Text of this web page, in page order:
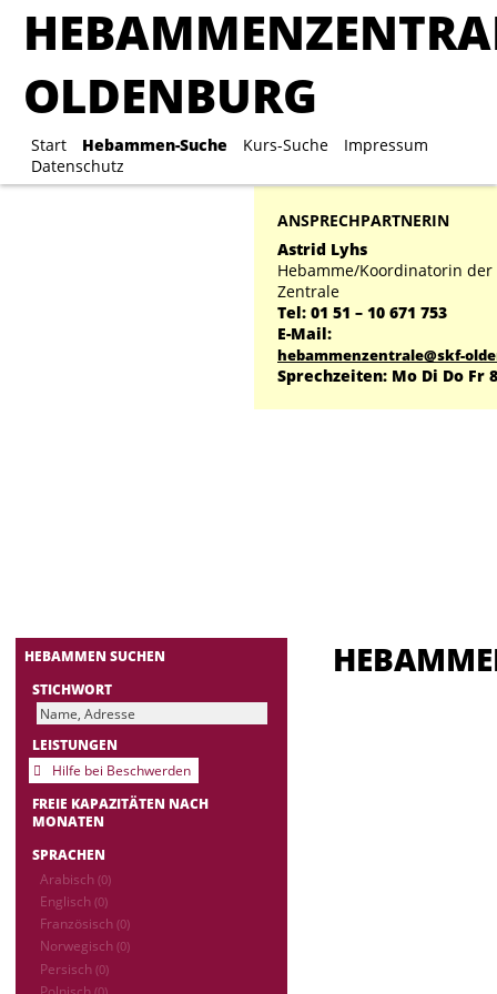
OLDENBURG
Start Hebammen-Suche Kurs-Suche
Impressum
Datenschutz
OLDENBURG
Start Hebammen-Suche Kurs-Suche
ANSPRECHPARTNERIN
Astrid Lyhs
Hebamme/Koordinatorin der
Zentrale
Tel: 01 51 – 10 671 753
E-Mail:
hebammenzentrale@skf-
Sprechzeiten: Mo Di Do Fr
HEBAMMEN SUCHEN
STICHWORT
LEISTUNGEN
Hilfe bei Beschwerden
FREIE KAPAZITÄTEN NACH
MONATEN
SPRACHEN
Arabisch (0)
Englisch (0)
Französisch (0)
Norwegisch (0)
Persisch (0)
Polnisch